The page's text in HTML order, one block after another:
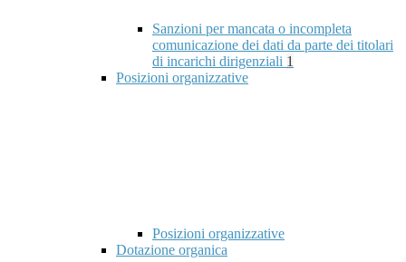
Sanzioni per mancata o incompleta
comunicazione dei dati da parte dei titolari
di incarichi dirigenziali 1
Posizioni organizzative
Posizioni organizzative
Dotazione organica